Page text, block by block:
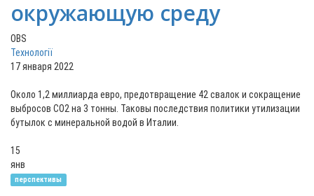
окружающую среду
OBS
Технології
17 января 2022
Около 1,2 миллиарда евро, предотвращение 42 свалок и сокращение
выбросов CO2 на 3 тонны. Таковы последствия политики утилизации
бутылок с минеральной водой в Италии.
15
янв
перспективы